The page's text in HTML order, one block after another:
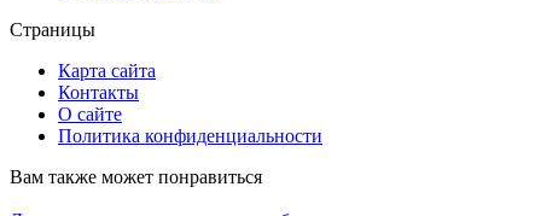
Страницы
Карта сайта
Контакты
О сайте
Политика конфиденциальности
Вам также может понравиться